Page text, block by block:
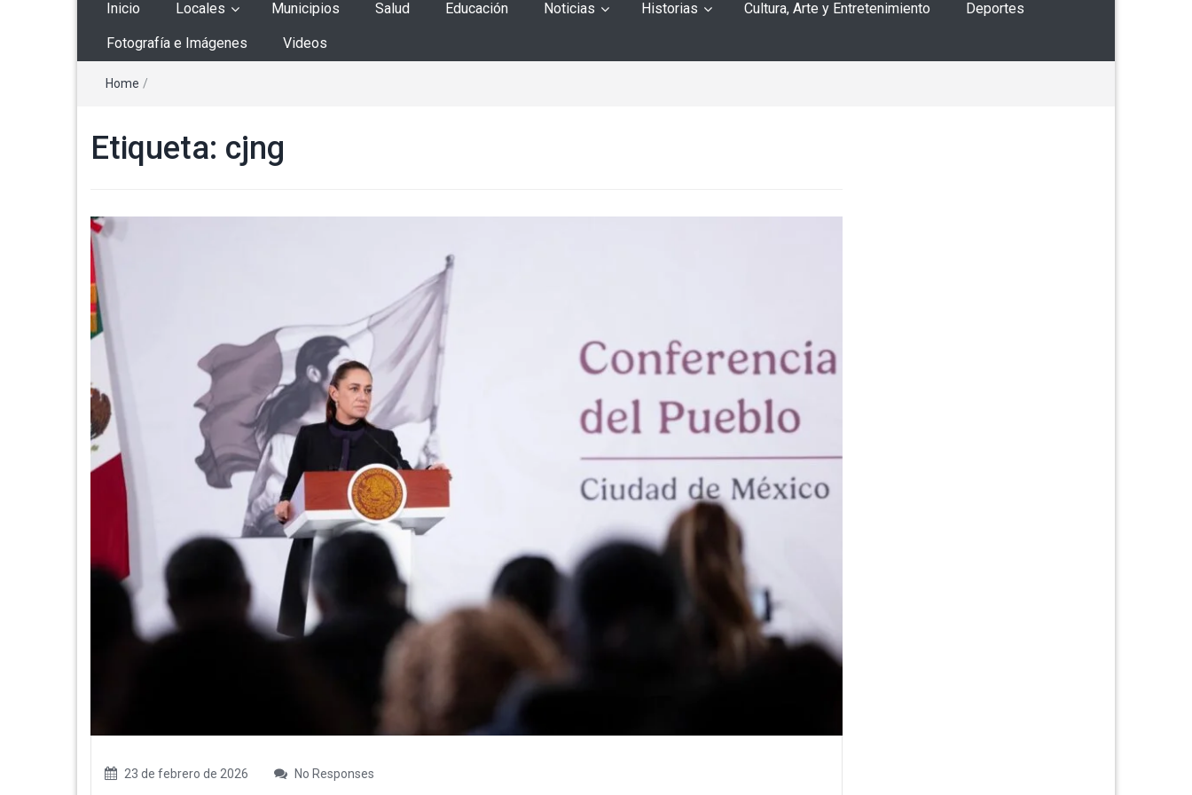
Inicio Locales Municipios Salud Educación Noticias Historias Cultura, Arte y Entretenimiento Deportes
Fotografía e Imágenes Videos
Home /
Etiqueta: cjng
23 de febrero de 2026 No Responses